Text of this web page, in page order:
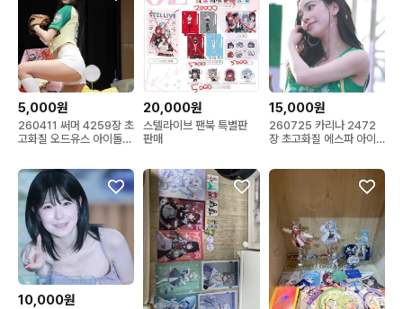
5,000원
260411 써머 4259장 초
고화질 오드유스 아이돌
20,000원
스텔라이브 팬북 특별판
판매
15,000원
260725 카리나 2472
장 초고화질 에스파 아이
10,000원